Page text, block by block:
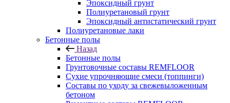
Эпоксидный грунт
Полиуретановый грунт
Эпоксидный антистатический грунт
Полиуретановые лаки
Бетонные полы
Назад
Бетонные полы
Грунтовочные составы REMFLOOR
Сухие упрочняющие смеси (топпинги)
Составы по уходу за свежевыложенным
бетоном